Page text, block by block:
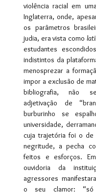
violência racial em
Inglaterra, onde,
os parâmetros
judia, era vista como
estudantes
indistintos da
menosprezar a
impor a exclusão de
bibliografia, não
adjetivação de
burburinho se
universidade,
cuja trajetória foi o
negritude, a pecha
feitos e esforços.
ouvidoria da
agressores
o seu clamor: “só